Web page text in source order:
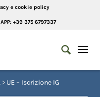
e cookie policy
+39 375 6797337
> UE – Iscrizione IG